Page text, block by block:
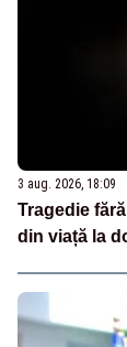
3 aug. 2026, 18:09
Tragedie
din viață la